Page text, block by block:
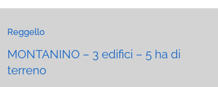
Reggello
MONTANINO – 3 edifici – 5 ha di
terreno